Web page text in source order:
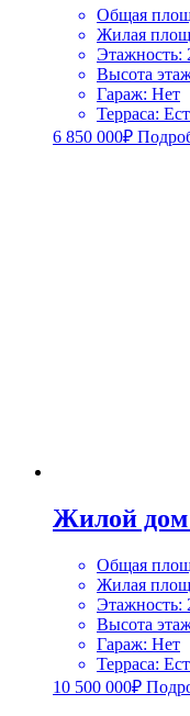
Общая
Жилая
Этажность:
Высота
Гараж: Нет
Терраса:
6 850 000₽
Жилой дом
Общая
Жилая
Этажность:
Высота
Гараж: Нет
Терраса:
10 500 000₽